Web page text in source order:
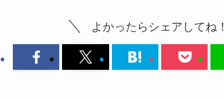
よかったらシェアしてね！